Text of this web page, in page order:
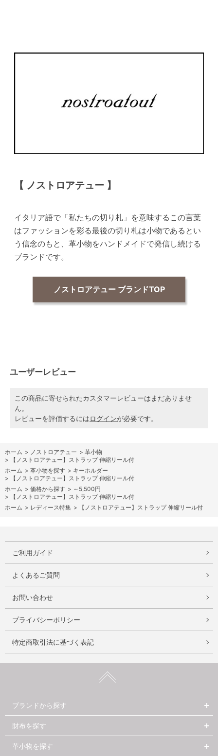
【 ノストロアテュー 】
イタリア語で「私たちの切り札」を意味するこの言葉
はファッションを彩る最後の切り札は小物であるとい
う信念のもと、革小物をハンドメイドで発信し続ける
ブランドです。
ノストロアテュー ブランドTOP
ユーザーレビュー
この商品に寄せられたカスタマーレビューはまだありませ
ん。
レビューを評価するにはログインが必要です。
ホーム > ノストロアテュー > 革小物
>
【ノストロアテュー】ストラップ 伸縮リール付
ホーム > 革小物を探す > キーホルダー
>
【ノストロアテュー】ストラップ 伸縮リール付
ホーム > 価格から探す > ～5,500円
>
【ノストロアテュー】ストラップ 伸縮リール付
ホーム > レディース特集 > 【ノストロアテュー】ストラップ 伸縮リール付
ご利用ガイド
よくあるご質問
お問い合わせ
プライバシーポリシー
特定商取引法に基づく表記
ブランドから探す
財布を探す
革小物を探す